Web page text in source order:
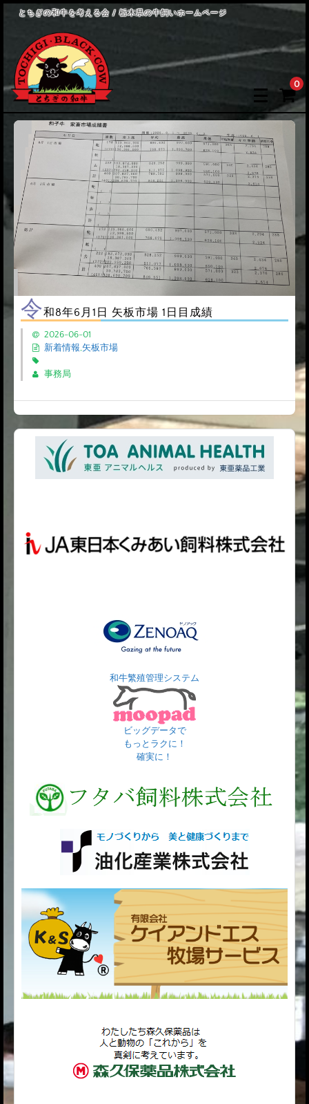
とちぎの和牛を考える会 / 栃木県の牛飼いホームページ
0
令和8年6月1日 矢板市場 1日目成績
2026-06-01
新着情報 矢板市場
事務局
和牛繁殖管理システム
ビッグデータで
もっとラクに！
確実に！